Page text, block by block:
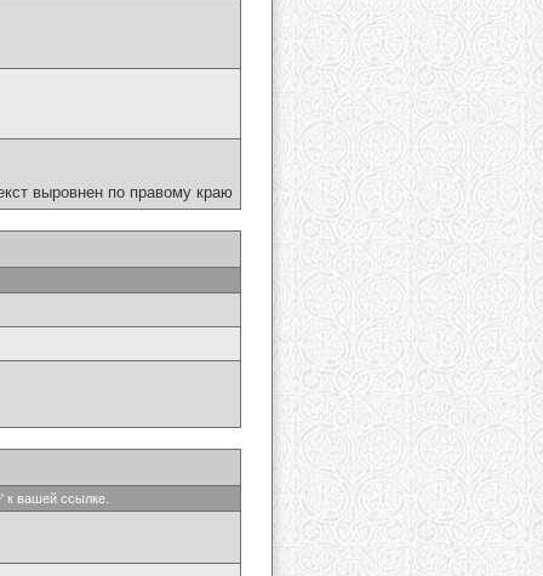
выровнен по правому краю
к вашей ссылке.